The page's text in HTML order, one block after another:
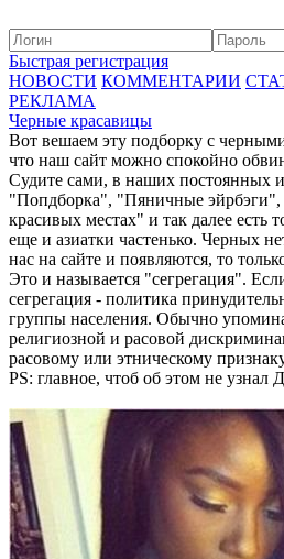
Быстрая регистрация
НОВОСТИ КОММЕНТАРИИ
РЕКЛАМА
Черные красавицы
Вот вешаем эту подборку с
что наш сайт можно спокойно
Судите сами, в наших постоянных
"Попдборка", "Пяничные
красивых местах" и так далее есть
еще и азиатки частенько. Черных
нас на сайте и появляются, то
Это и называется "сегрегация".
сегрегация - политика
группы населения. Обычно
религиозной и расовой
расовому или этническому
PS: главное, чтоб об этом не узнал